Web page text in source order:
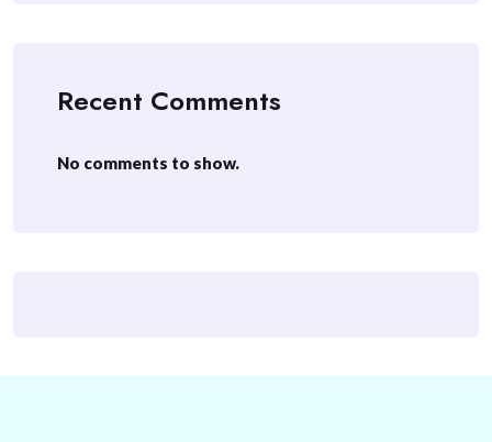
Recent Comments
No comments to show.